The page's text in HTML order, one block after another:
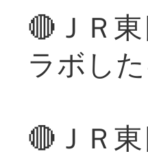
🔴ＪＲ
ラボし
🔴ＪＲ